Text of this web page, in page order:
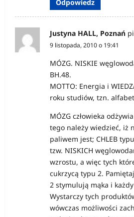
Odpowiedz
Justyna HALL, Poznań
9 listopada, 2010 o 19:41
MÓZG. NISKIE
BH.48.
MOTTO: Energia i
roku studiów, tzn.
MÓZG człowieka
tego należy wiedzieć, iż
paliwem jest; CHLEB
tzw. NISKICH
wzrostu, a więc tych
cukrzycą typu 2.
2 stymulują mąka i
Wystarczy tych
wówczas możliwości